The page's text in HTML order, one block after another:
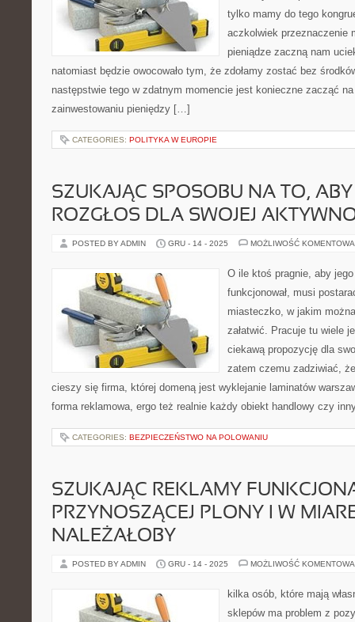
tylko mamy do tego
aczkolwiek przeznaczenie
pieniądze zaczną nam
natomiast będzie owocowało tym, że zdołamy zostać bez
następstwie tego w zdatnym momencie jest konieczne zacząć
zainwestowaniu pieniędzy […]
CATEGORIES: POLITYKA W EUROPIE
SZUKAJĄC SPOSOBU NA TO,
ROZGŁOS DLA SWOJEJ
POSTED BY ADMIN GRU - 14 - 2025 MOŻLIWOŚĆ
O ile ktoś pragnie, aby
funkcjonował, musi
miasteczko, w jakim
załatwić. Pracuje tu wiele
ciekawą propozycję dla
zatem czemu zadziwiać,
cieszy się firma, której domeną jest wyklejanie laminatów
forma reklamowa, ergo też realnie każdy obiekt handlowy czy
CATEGORIES: BEZPIECZEŃSTWO NA POLOWANIU
SZUKAJĄC REKLAMY
PRZYNOSZĄCEJ PLONY I W
NALEŻAŁOBY
POSTED BY ADMIN GRU - 14 - 2025 MOŻLIWOŚĆ
kilka osób, które mają
sklepów ma problem z